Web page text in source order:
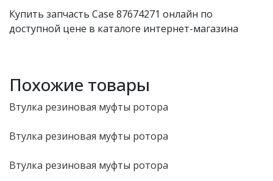
Купить запчасть Case 87674271 онлайн по
доступной цене в каталоге интернет-магазина
Похожие товары
Втулка резиновая муфты ротора
Втулка резиновая муфты ротора
Втулка резиновая муфты ротора